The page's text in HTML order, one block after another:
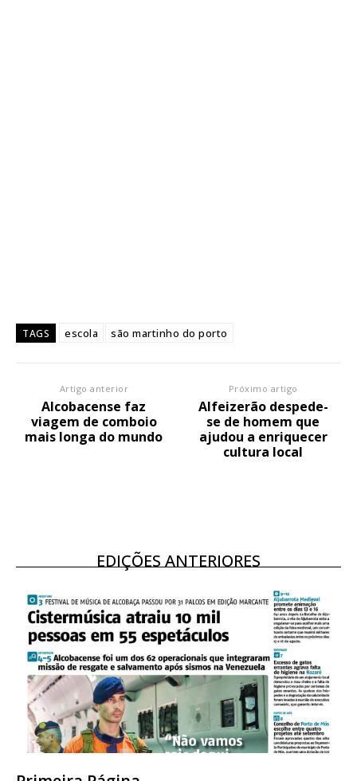
TAGS escola são martinho do porto
Artigo anterior
Alcobacense faz
viagem de comboio
mais longa do mundo
Próximo artigo
Alfeizerão despede-
se de homem que
ajudou a enriquecer
cultura local
EDIÇÕES ANTERIORES